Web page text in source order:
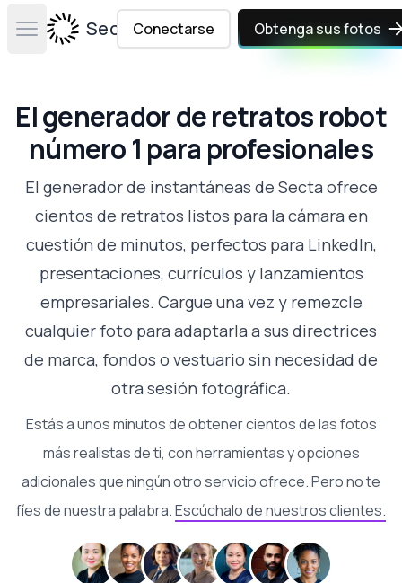
Open main menuSecta Labs
Conectarse Obtenga sus fotos
El generador de retratos robot
número 1 para profesionales
El generador de instantáneas de Secta ofrece
cientos de retratos listos para la cámara en
cuestión de minutos, perfectos para LinkedIn,
presentaciones, currículos y lanzamientos
empresariales. Cargue una vez y remezcle
cualquier foto para adaptarla a sus directrices
de marca, fondos o vestuario sin necesidad de
otra sesión fotográfica.
Estás a unos minutos de obtener cientos de las fotos
más realistas de ti, con herramientas y opciones
adicionales que ningún otro servicio ofrece. Pero no te
fíes de nuestra palabra.Escúchalo de nuestros clientes.